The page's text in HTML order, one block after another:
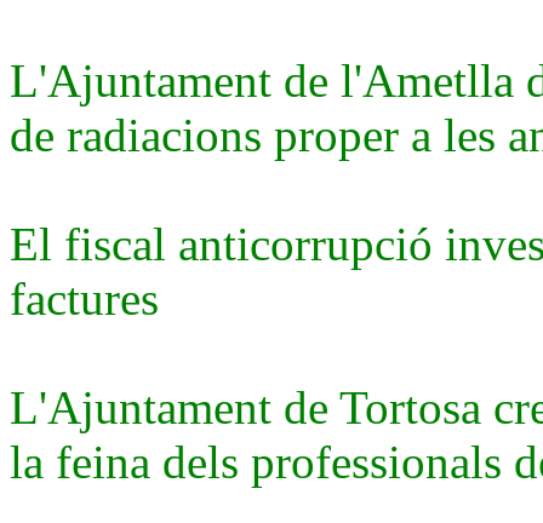
L'Ajuntament de l'Ametlla
de radiacions proper a les
El fiscal anticorrupció
factures
L'Ajuntament de Tortosa
la feina dels professionals